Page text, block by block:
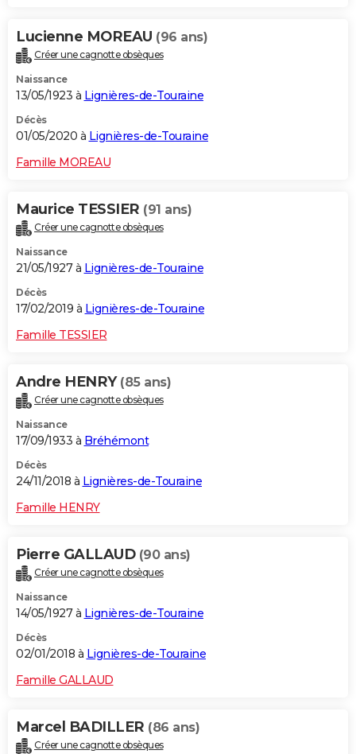
Lucienne MOREAU (96 ans)
Créer une cagnotte obsèques
Naissance
13/05/1923 à Lignières-de-Touraine
Décès
01/05/2020 à Lignières-de-Touraine
Famille MOREAU
Maurice TESSIER (91 ans)
Créer une cagnotte obsèques
Naissance
21/05/1927 à Lignières-de-Touraine
Décès
17/02/2019 à Lignières-de-Touraine
Famille TESSIER
Andre HENRY (85 ans)
Créer une cagnotte obsèques
Naissance
17/09/1933 à Bréhémont
Décès
24/11/2018 à Lignières-de-Touraine
Famille HENRY
Pierre GALLAUD (90 ans)
Créer une cagnotte obsèques
Naissance
14/05/1927 à Lignières-de-Touraine
Décès
02/01/2018 à Lignières-de-Touraine
Famille GALLAUD
Marcel BADILLER (86 ans)
Créer une cagnotte obsèques